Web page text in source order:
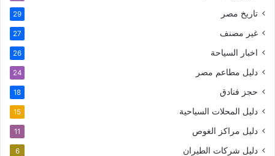
تاريخ مصر 29
غير مصنف 27
اخبار السياحة 26
دليل مطاعم مصر 24
حجز فنادق 18
دليل المحلات السياحية 15
دليل مراكز الغوص 11
دليل شركات الطيران 6